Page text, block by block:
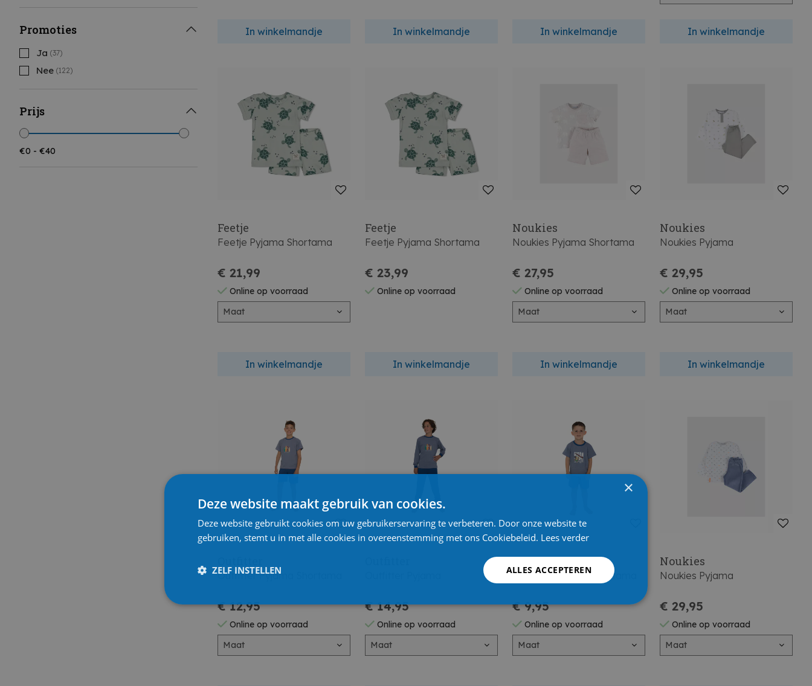
Promoties
Ja (37)
Nee (122)
Prijs
In winkelmandje In winkelmandje In winkelmandje In winkelmandje
Feetje
Feetje Pyjama Shortama
€ 21,99
Online op voorraad
Maat
In winkelmandje
Feetje
Feetje Pyjama Shortama
€ 23,99
Online op voorraad
In winkelmandje
Noukies
Noukies Pyjama Shortama
€ 27,95
Online op voorraad
Maat
In winkelmandje
Noukies
Noukies Pyjama
€ 29,95
Online op voorraad
Maat
In winkelmandje
Outfitter Pyjama Shortama
€ 12,95
Online op voorraad
Maat
€ 14,95
Online op voorraad
Maat
Outfitter
Outfitter Pyjama Shortama
€ 9,95
Online op voorraad
Maat
Noukies
Noukies Pyjama
€ 29,95
Online op voorraad
Maat
×
Deze website maakt gebruik van cookies.
Deze website gebruikt cookies om uw gebruikerservaring te verbeteren. Door onze website te
gebruiken, stemt u in met alle cookies in overeenstemming met ons Cookiebeleid. Lees verder
ALLES ACCEPTEREN
ZELF INSTELLEN